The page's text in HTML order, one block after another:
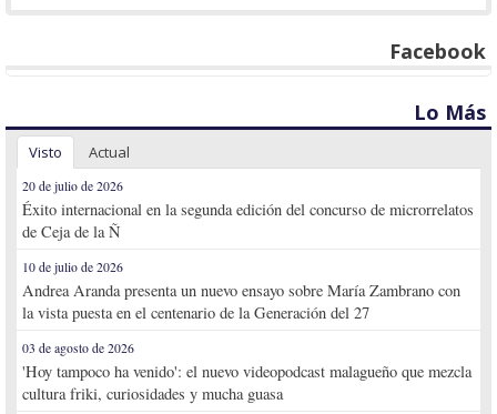
Facebook
Lo Más
Visto Actual
20 de julio de 2026
Éxito internacional en la segunda edición del concurso de microrrelatos
de Ceja de la Ñ
10 de julio de 2026
Andrea Aranda presenta un nuevo ensayo sobre María Zambrano con
la vista puesta en el centenario de la Generación del 27
03 de agosto de 2026
'Hoy tampoco ha venido': el nuevo videopodcast malagueño que mezcla
cultura friki, curiosidades y mucha guasa